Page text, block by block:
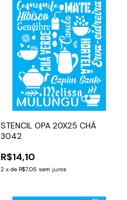
STENCIL OPA 20X25 CHÁ
3042
R$14,10
2 x de R$7,05 sem juros